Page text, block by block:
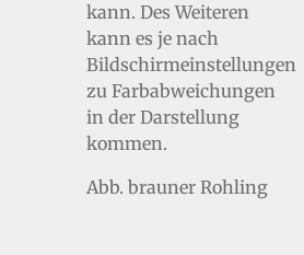
kann. Des Weiteren
kann es je nach
Bildschirmeinstellungen
zu Farbabweichungen
in der Darstellung
kommen.
Abb. brauner Rohling